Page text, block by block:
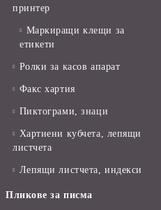
принтер
Маркиращи клещи за
етикети
Ролки за касов апарат
Факс хартия
Пиктограми, знаци
Хартиени кубчета, лепящи
листчета
Лепящи листчета, индекси
Пликове за писма